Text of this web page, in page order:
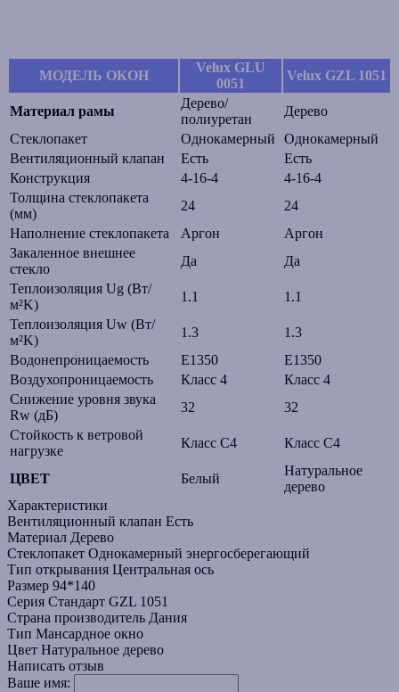
МОДЕЛЬ ОКОН
Velux GLU
0051
Velux GZL 1051
Материал рамы
Дерево/
полиуретан
Дерево
Стеклопакет
Однокамерный
Однокамерный
Вентиляционный клапан
Есть
Есть
Конструкция
4-16-4
4-16-4
Толщина стеклопакета
(мм)
24
24
Наполнение стеклопакета
Аргон
Аргон
Закаленное внешнее
стекло
Да
Да
Теплоизоляция Ug (Вт/
м²K)
1.1
1.1
Теплоизоляция Uw (Вт/
м²K)
1.3
1.3
Водонепроницаемость
E1350
E1350
Воздухопроницаемость
Класс 4
Класс 4
Снижение уровня звука
Rw (дБ)
32
32
Стойкость к ветровой
нагрузке
Класс С4 Класс С4
ЦВЕТ Белый
Натуральное
дерево
Характеристики
Вентиляционный клапан Есть
Материал Дерево
Стеклопакет Однокамерный энергосберегающий
Тип открывания Центральная ось
Размер 94*140
Серия Стандарт GZL 1051
Страна производитель Дания
Тип Мансардное окно
Цвет Натуральное дерево
Написать отзыв
Ваше имя: